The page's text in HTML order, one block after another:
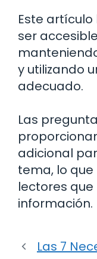
Este
ser
y utilizando
adecuado.
Las
adicional
tema, lo
lectores
información.
Las 7